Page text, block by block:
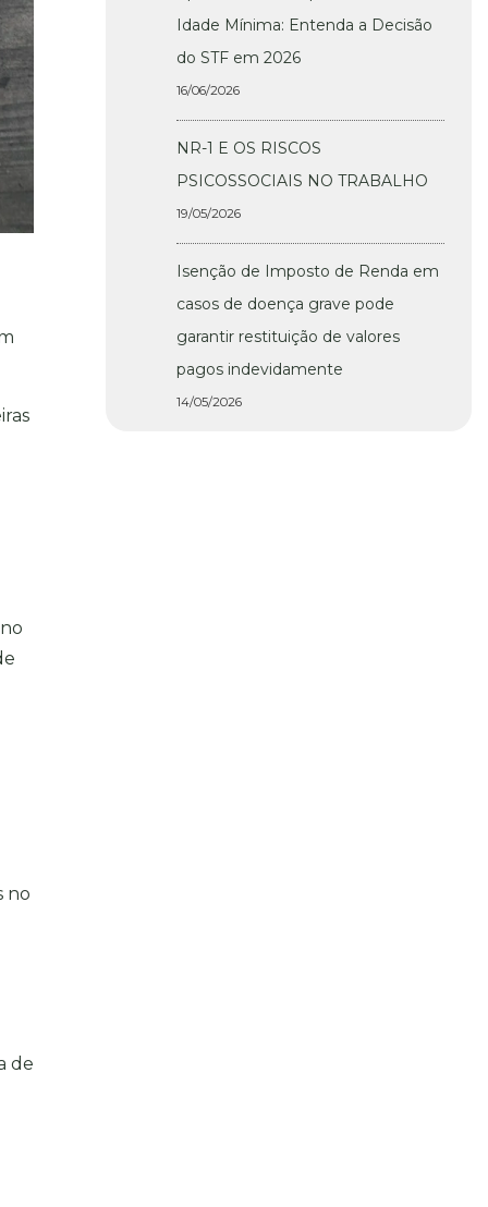
no
de
Idade Mínima: Entenda a Decisão
do STF em 2026
16/06/2026
NR-1 E OS RISCOS
PSICOSSOCIAIS NO TRABALHO
19/05/2026
Isenção de Imposto de Renda em
casos de doença grave pode
garantir restituição de valores
pagos indevidamente
14/05/2026